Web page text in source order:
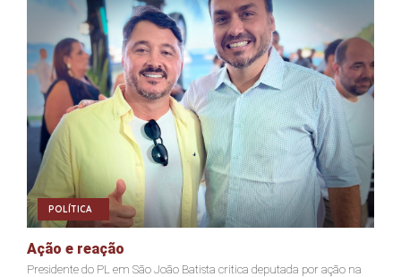
POLÍTICA
Ação e reação
Presidente do PL em São João Batista critica deputada por ação na